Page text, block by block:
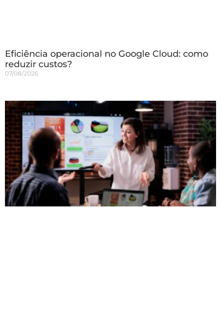
Eficiência operacional no Google Cloud: como
reduzir custos?
07/08/2026